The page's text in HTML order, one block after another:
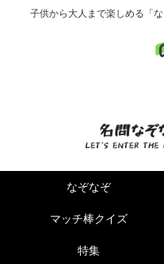
子供から大人まで楽しめる「
なぞなぞ
マッチ棒クイズ
特集